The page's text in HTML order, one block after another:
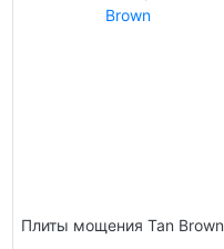
Плиты мощения Tan Brown